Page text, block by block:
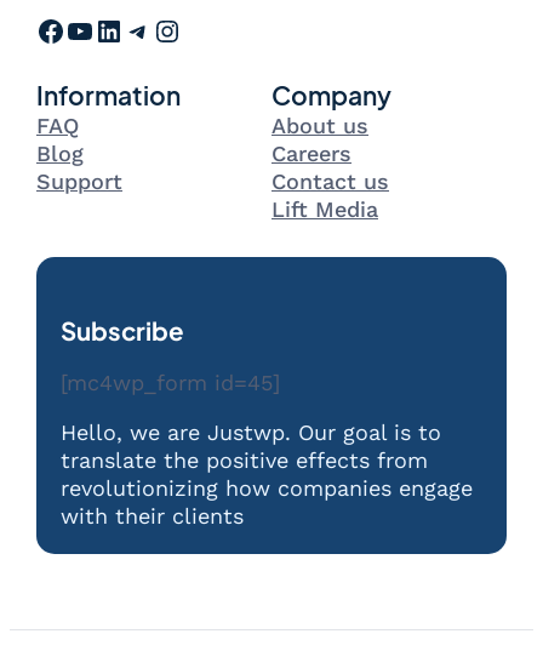
Facebook YouTube LinkedIn Telegram Instagram
Information
FAQ
Blog
Support
Company
About us
Careers
Contact us
Lift Media
Subscribe
[mc4wp_form id=45]
Hello, we are Justwp. Our goal is to
translate the positive effects from
revolutionizing how companies engage
with their clients